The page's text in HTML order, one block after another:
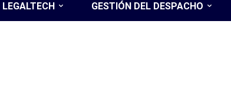
LEGALTECH GESTIÓN DEL DESPACHO